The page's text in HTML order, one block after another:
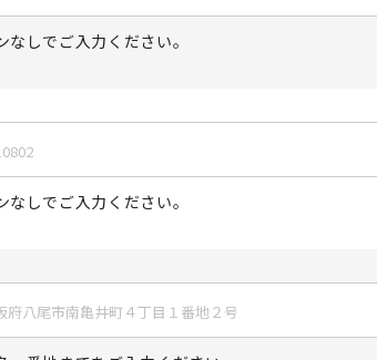
なしでご入力ください。
なしでご入力ください。